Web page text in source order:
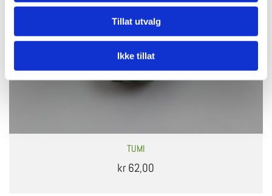
Tillat utvalg
Ikke tillat
TUMI
kr 62,00